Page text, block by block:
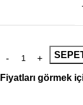
Fiyatları görmek